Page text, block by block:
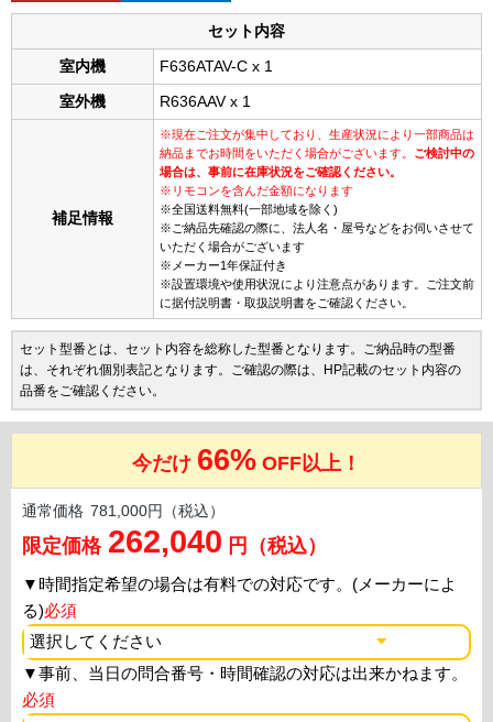
セット内容
室内機 F636ATAV-C x 1
室外機 R636AAV x 1
補足情報
※現在ご注文が集中しており、生産状況により一部商品は
納品までお時間をいただく場合がございます。 ご検討中の
場合は、事前に在庫状況をご確認ください。
※リモコンを含んだ金額になります
※全国送料無料(一部地域を除く)
※ご納品先確認の際に、法人名・屋号などをお伺いさせて
いただく場合がございます
※メーカー1年保証付き
※設置環境や使用状況により注意点があります。ご注文前
に据付説明書・取扱説明書をご確認ください。
セット型番とは、セット内容を総称した型番となります。ご納品時の型番
は、それぞれ個別表記となります。ご確認の際は、HP記載のセット内容の
品番をご確認ください。
今だけ 66% OFF以上！
通常価格 781,000円（税込）
限定価格 262,040 円（税込）
▼時間指定希望の場合は有料での対応です。(メーカーによ
る)必須
▼事前、当日の問合番号・時間確認の対応は出来かねます。
必須